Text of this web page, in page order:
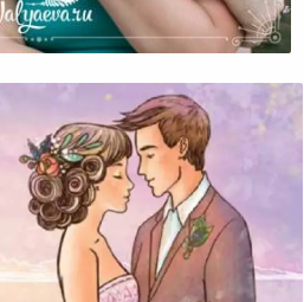
– Быть Вместе